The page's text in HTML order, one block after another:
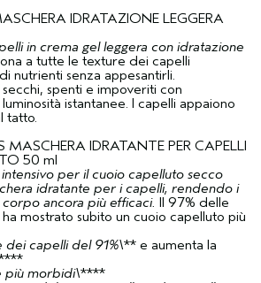
IDRATAZIONE LEGGERA
in crema gel leggera con idratazione
a tutte le texture dei capelli
nutrienti senza appesantirli.
spenti e impoveriti con
istantanee. I capelli appaiono
tatto.
IDRATANTE PER CAPELLI
50 ml
per il cuoio capelluto secco
idratante per i capelli, rendendo i
ancora più efficaci. Il 97% delle
mostrato subito un cuoio capelluto più
dei capelli del 91%\** e aumenta la
più morbidi\****